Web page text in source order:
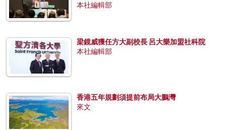
本社編輯部
梁鏡威獲任方大副校長 呂大樂加盟社科院
本社編輯部
香港五年規劃須提前布局大鵬灣
來文